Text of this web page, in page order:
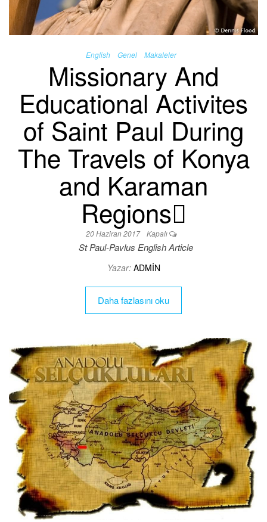
English Genel Makaleler
Missionary And
Educational Activites
of Saint Paul During
The Travels of Konya
and Karaman
Regions
20 Haziran 2017 Kapalı
St Paul-Pavlus English Article
Yazar: ADMIN
Daha fazlasını oku